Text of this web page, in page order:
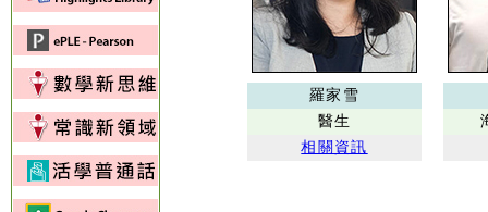
羅家雪
醫生
相關資訊